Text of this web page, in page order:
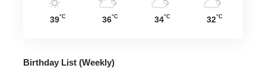
39°C 36°C 34°C 32°C
Birthday List (Weekly)